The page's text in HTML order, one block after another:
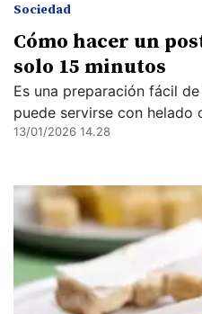
Sociedad
Cómo hacer un
solo 15 minutos
Es una preparación fácil
puede servirse con helado
13/01/2026 14.28